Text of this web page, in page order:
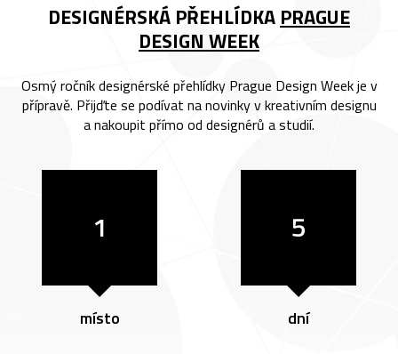
DESIGNÉRSKÁ PŘEHLÍDKA PRAGUE
DESIGN WEEK
Osmý ročník designérské přehlídky Prague Design Week je v
přípravě. Přijďte se podívat na novinky v kreativním designu
a nakoupit přímo od designérů a studií.
1
místo
5
dní